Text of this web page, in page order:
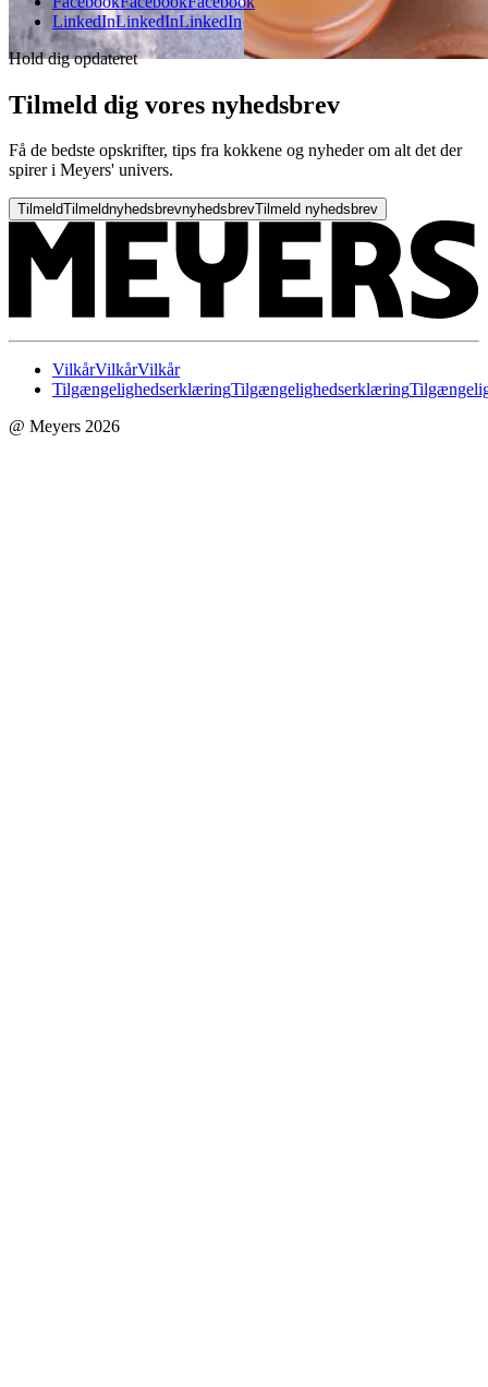
LinkedInLinkedInLinkedIn
Hold dig opdateret
Tilmeld dig vores nyhedsbrev
Få de bedste opskrifter, tips fra kokkene og nyheder om alt det der
spirer i Meyers' univers.
TilmeldTilmeldnyhedsbrevnyhedsbrevTilmeld nyhedsbrev
VilkårVilkårVilkår
TilgængelighedserklæringTilgængelighedserklæring
@ Meyers 2026